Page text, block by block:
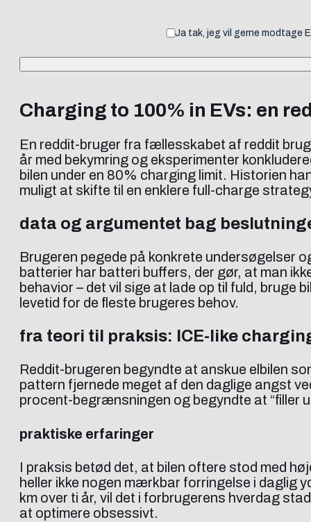
Ja tak, jeg vil gerne modtage
Charging to 100% in EVs: en
En reddit-bruger fra fællesskabet af reddit
år med bekymring og eksperimenter
bilen under en 80% charging limit. Historien
muligt at skifte til en enklere full-charge
data og argumentet bag
Brugeren pegede på konkrete undersøgelser
batterier har batteri buffers, der gør, at man
behavior – det vil sige at lade op til fuld, bruge
levetid for de fleste brugeres behov.
fra teori til praksis: ICE-like
Reddit-brugeren begyndte at anskue elbilen
pattern fjernede meget af den daglige angst
procent-begrænsningen og begyndte at “filler
praktiske erfaringer
I praksis betød det, at bilen oftere stod med
heller ikke nogen mærkbar forringelse i daglig
km over ti år, vil det i forbrugerens hverdag
at optimere obsessivt.